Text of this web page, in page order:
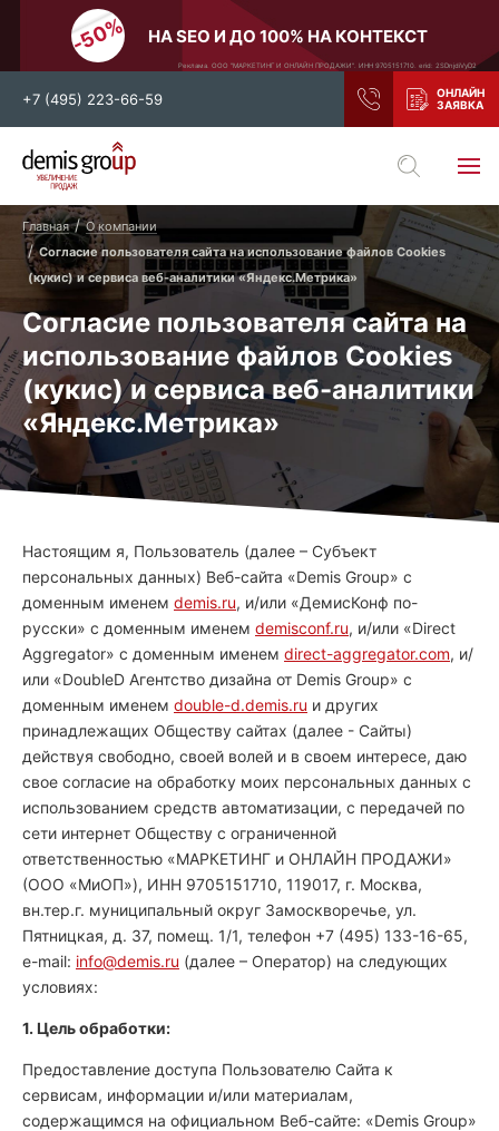
НА SEO И ДО 100% НА КОНТЕКСТ
Реклама. ООО "МАРКЕТИНГ И ОНЛАЙН ПРОДАЖИ". ИНН 9705151710. erid: 2SDnjdiVyD2
+7 (495) 223-66-59
Выберите свой город
Москва Санкт-Петербург
Нижний Новгород Тамбов
Воронеж Тула
Новосибирск Екатеринбург
Самара Ростов-на-Дону
Казань
Главная
О компании
Согласие пользователя сайта на использование файлов Сookies
(кукис) и сервиса веб-аналитики «Яндекс.Метрика»
Согласие пользователя сайта на
использование файлов Сookies
(кукис) и сервиса веб-аналитики
«Яндекс.Метрика»
Настоящим я, Пользователь (далее – Субъект
персональных данных) Веб-сайта «Demis Group» с
доменным именем demis.ru, и/или «ДемисКонф по-
русски» с доменным именем demisconf.ru, и/или «Direct
Aggregator» с доменным именем direct-aggregator.com, и/
или «DoubleD Агентство дизайна от Demis Group» с
доменным именем double-d.demis.ru и других
принадлежащих Обществу сайтах (далее - Сайты)
действуя свободно, своей волей и в своем интересе, даю
свое согласие на обработку моих персональных данных с
использованием средств автоматизации, с передачей по
сети интернет Обществу с ограниченной
ответственностью «МАРКЕТИНГ и ОНЛАЙН ПРОДАЖИ»
(ООО «МиОП»), ИНН 9705151710, 119017, г. Москва,
вн.тер.г. муниципальный округ Замоскворечье, ул.
Пятницкая, д. 37, помещ. 1/1, телефон +7 (495) 133-16-65,
e-mail: info@demis.ru (далее – Оператор) на следующих
условиях:
1. Цель обработки:
Предоставление доступа Пользователю Сайта к
сервисам, информации и/или материалам,
содержащимся на официальном Веб-сайте: «Demis Group»